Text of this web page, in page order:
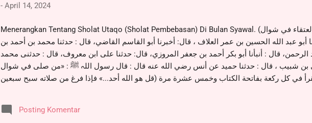
- April 14, 2024
Menerangkan Tentang Sholat Utaqo (Sholat Pembebasan) Di Bulan Syawal. (فصل: في صلاة العتقاء في شوال) حدثنا أبو نصر
أبو عبد الله الحسين بن عمر العلاف ، قال: أخبرنا أبو القاسم القاضي، قال : حدثنا محمد بن أحمد بن
قال : أنبأنا أبو بكر أحمد بن جعفر المروزي، قال: حدثنا على ابن معروف، قال : حدثنى محمد
بن شبيب ، قال : حدثنا حميد عن أنس رضي الله عنه قال : قال رسول اللہ ﷺ : «من صلى في شوال
يقرأ في كل ركعة بفاتحة الكتاب وخمس عشرة مرة (قل هو الله أحد...» فإذا فرغ من صلاته سبح سبعين
شهيدا مغفورا له، وما من عبد صلى هذه الصلاة في السفر إلا سهل الله عليه السير والذهاب إلى
Posting Komentar